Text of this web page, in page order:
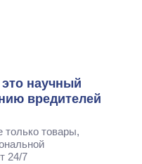
товары,
24/7
научный
вредителей